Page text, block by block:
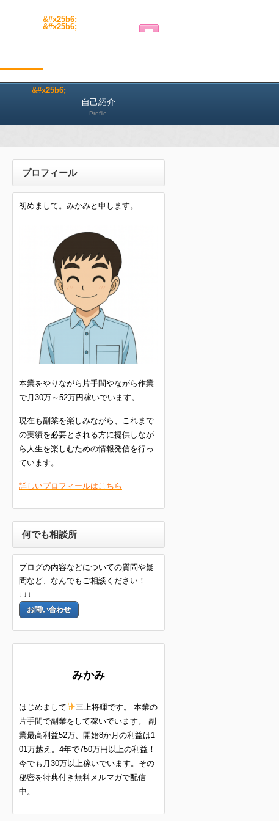
自己紹介
Profile
プロフィール
初めまして。みかみと申します。
本業をやりながら片手間やながら作業
で月30万～52万円稼いでいます。
現在も副業を楽しみながら、これまで
の実績を必要とされる方に提供しなが
ら人生を楽しむための情報発信を行っ
ています。
詳しいプロフィールはこちら
何でも相談所
ブログの内容などについての質問や疑
問など、なんでもご相談ください！
↓↓↓
お問い合わせ
みかみ
はじめまして
三上将暉です。 本業の
片手間で副業をして稼いでいます。 副
業最高利益52万、開始8か月の利益は1
01万越え。4年で750万円以上の利益！
今でも月30万以上稼いでいます。その
秘密を特典付き無料メルマガで配信
中。